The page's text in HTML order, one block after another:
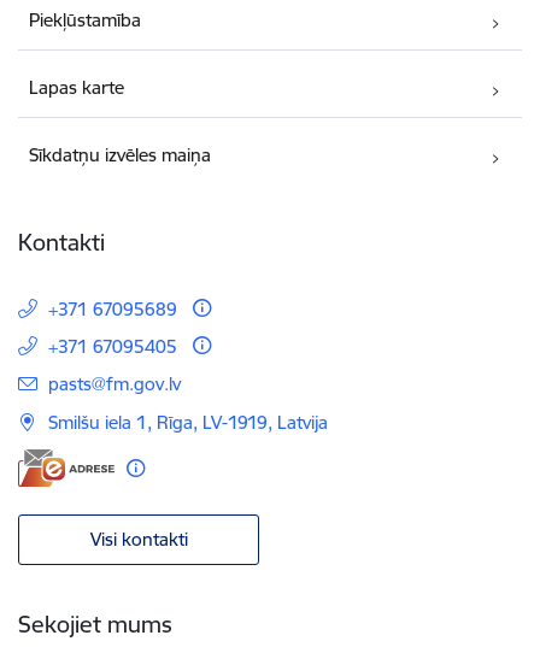
Piekļūstamība
Lapas karte
Sīkdatņu izvēles maiņa
Kontakti
+371 67095689
+371 67095405
E-pasts:
pasts@fm.gov.lv
Smilšu iela 1, Rīga, LV-1919, Latvija
Visi kontakti
Sekojiet mums